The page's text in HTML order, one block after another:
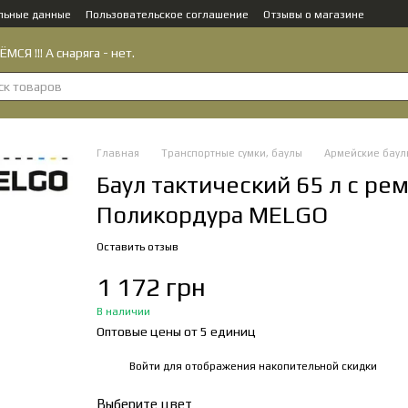
данные Пользовательское соглашение
Отзывы о магазине
!!! А снаряга - нет.
Главная Транспортные сумки, баулы Армейские
Баул тактический 65 л с
Поликордура MELGO
Оставить отзыв
1 172 грн
В наличии
Оптовые цены от 5 единиц
Войти для отображения накопительной скидки
Выберите цвет